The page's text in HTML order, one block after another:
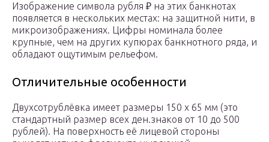
Изображение символа рубля ₽ на этих банкнотах
появляется в нескольких местах: на защитной нити, в
микроизображениях. Цифры номинала более
крупные, чем на других купюрах банкнотного ряда, и
обладают ощутимым рельефом.
Отличительные особенности
Двухсотрублёвка имеет размеры 150 x 65 мм (это
стандартный размер всех ден.знаков от 10 до 500
рублей). На поверхность её лицевой стороны